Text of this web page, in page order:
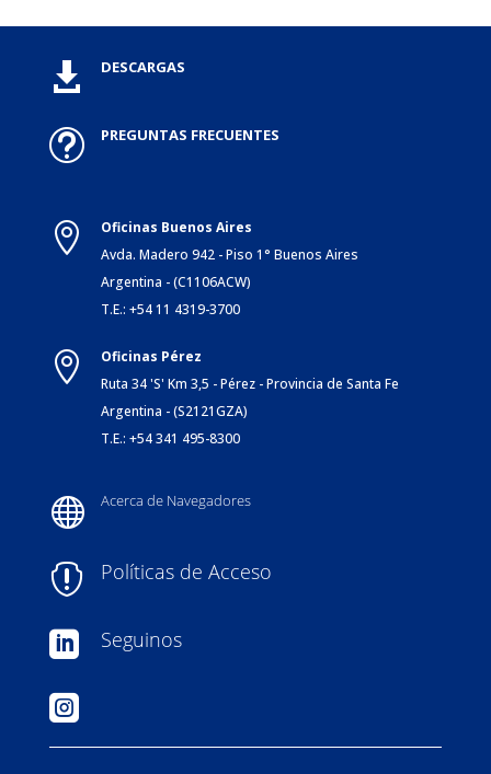
 DESCARGAS
t PREGUNTAS FRECUENTES

Oficinas Buenos Aires
Avda. Madero 942 - Piso 1° Buenos Aires
Argentina - (C1106ACW)
T.E.: +54 11 4319-3700

Oficinas Pérez
Ruta 34 'S' Km 3,5 - Pérez - Provincia de Santa Fe
Argentina - (S2121GZA)
T.E.: +54 341 495-8300
 Acerca de Navegadores
 Políticas de Acceso
 Seguinos
